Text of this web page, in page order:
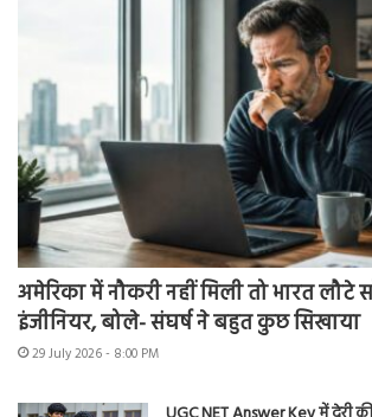
अमेरिका में नौकरी नहीं मिली तो भारत लौटे
इंजीनियर, बोले- संघर्ष ने बहुत कुछ सिखाया
29 July 2026 - 8:00 PM